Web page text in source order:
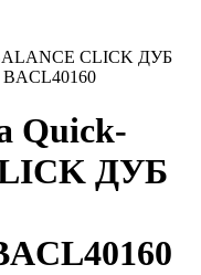
CLICK ДУБ
Quick-
ДУБ